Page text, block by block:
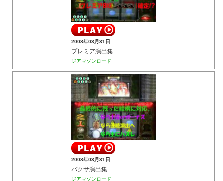
2008年03月31日
プレミア演出集
ジアマゾンロード
2008年03月31日
バクサ演出集
ジアマゾンロード